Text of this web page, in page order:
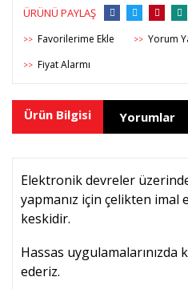
ÜRÜNÜ PAYLAŞ
>> >> Yorum
>> Fiyat Alarmı
Ürün Bilgisi Yorumlar
Elektronik devreler
yapmanız için çelikten imal
keskidir.
Hassas uygulamalarınızda
ederiz.